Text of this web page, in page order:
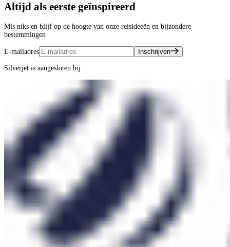
Altijd als eerste geïnspireerd
Mis niks en blijf op de hoogte van onze reisideeën en bijzondere
bestemmingen
E-mailadres Inschrijven
Silverjet is aangesloten bij: